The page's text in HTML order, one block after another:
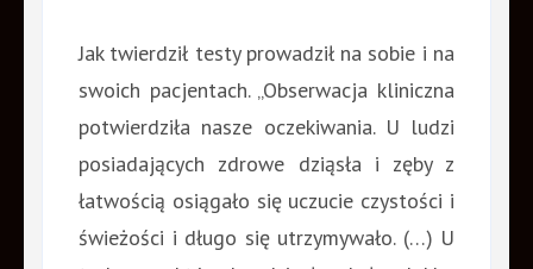
Jak twierdził testy prowadził na sobie i na
swoich pacjentach. „Obserwacja kliniczna
potwierdziła nasze oczekiwania. U ludzi
posiadających zdrowe dziąsła i zęby z
łatwością osiągało się uczucie czystości i
świeżości i długo się utrzymywało. (…) U